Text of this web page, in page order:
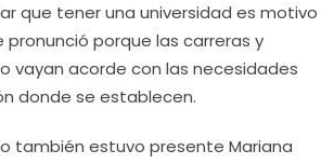
que tener una universidad es motivo
pronunció porque las carreras y
vayan acorde con las necesidades
donde se establecen.
también estuvo presente Mariana